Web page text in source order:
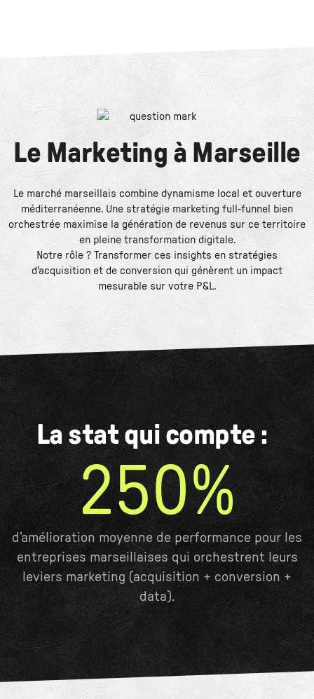
Le Marketing à Marseille
Le marché marseillais combine dynamisme local et ouverture
méditerranéenne. Une stratégie marketing full-funnel bien
orchestrée maximise la génération de revenus sur ce territoire
en pleine transformation digitale.
Notre rôle ? Transformer ces insights en stratégies
d'acquisition et de conversion qui génèrent un impact
mesurable sur votre P&L.
La stat qui compte :
250%
d’amélioration moyenne de performance pour les
entreprises marseillaises qui orchestrent leurs
leviers marketing (acquisition + conversion +
data).